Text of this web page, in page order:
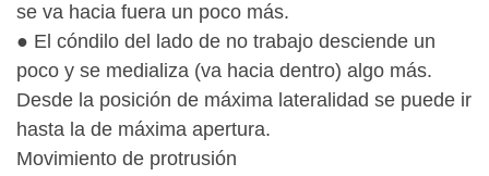
se va hacia fuera un poco más.
● El cóndilo del lado de no trabajo desciende un
poco y se medializa (va hacia dentro) algo más.
Desde la posición de máxima lateralidad se puede ir
hasta la de máxima apertura.
Movimiento de protrusión